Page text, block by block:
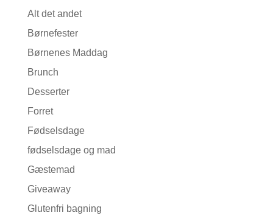
Alt det andet
Børnefester
Børnenes Maddag
Brunch
Desserter
Forret
Fødselsdage
fødselsdage og mad
Gæstemad
Giveaway
Glutenfri bagning